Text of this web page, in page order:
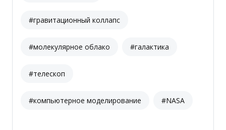
#гравитационный коллапс
#молекулярное облако #галактика
#телескоп
#компьютерное моделирование #NASA